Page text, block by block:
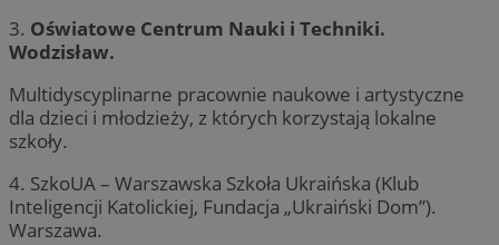
3. Oświatowe Centrum Nauki i Techniki.
Wodzisław.
Multidyscyplinarne pracownie naukowe i artystyczne
dla dzieci i młodzieży, z których korzystają lokalne
szkoły.
4. SzkoUA – Warszawska Szkoła Ukraińska (Klub
Inteligencji Katolickiej, Fundacja „Ukraiński Dom”).
Warszawa.